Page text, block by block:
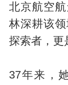
北京航空
林深耕该
探索者，更
37年来，